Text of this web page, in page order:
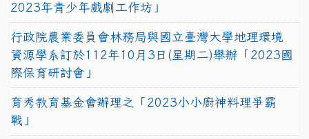
2023年青少年戲劇工作坊」
行政院農業委員會林務局與國立臺灣大學地理環境
資源學系訂於112年10月3日(星期二)舉辦「2023國
際保育研討會」
育秀教育基金會辦理之「2023小小廚神料理爭霸
戰」